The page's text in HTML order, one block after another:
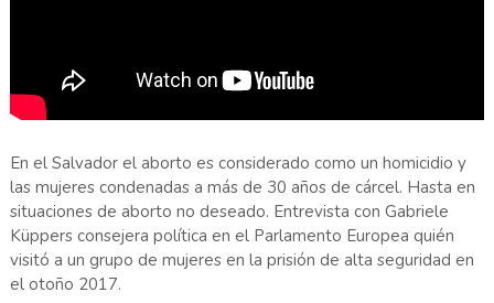
En el Salvador el aborto es considerado como un homicidio y
las mujeres condenadas a más de 30 años de cárcel. Hasta en
situaciones de aborto no deseado. Entrevista con Gabriele
Küppers consejera política en el Parlamento Europea quién
visitó a un grupo de mujeres en la prisión de alta seguridad en
el otoño 2017.